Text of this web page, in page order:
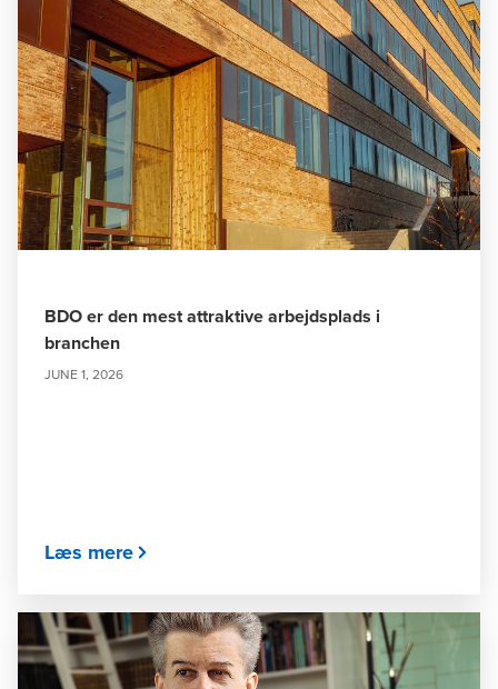
BDO er den mest attraktive arbejdsplads i
branchen
JUNE 1, 2026
Læs mere